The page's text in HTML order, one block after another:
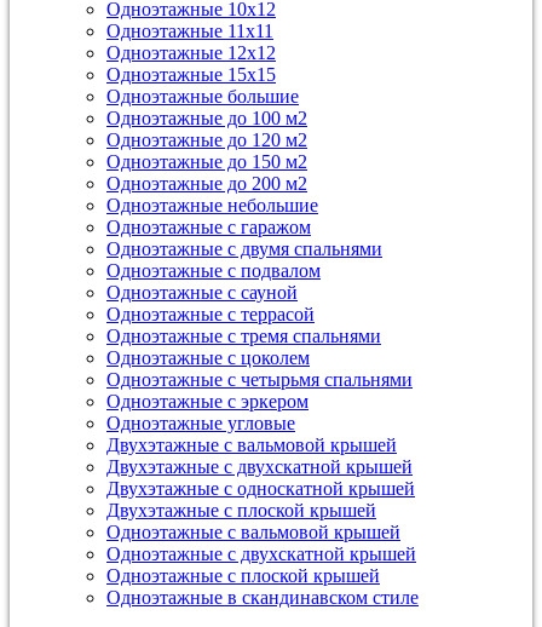
Одноэтажные 10х12
Одноэтажные 11х11
Одноэтажные 12х12
Одноэтажные 15х15
Одноэтажные большие
Одноэтажные до 100 м2
Одноэтажные до 120 м2
Одноэтажные до 150 м2
Одноэтажные до 200 м2
Одноэтажные небольшие
Одноэтажные с гаражом
Одноэтажные с двумя спальнями
Одноэтажные с подвалом
Одноэтажные с сауной
Одноэтажные с террасой
Одноэтажные с тремя спальнями
Одноэтажные с цоколем
Одноэтажные с четырьмя спальнями
Одноэтажные с эркером
Одноэтажные угловые
Двухэтажные с вальмовой крышей
Двухэтажные с двухскатной крышей
Двухэтажные с односкатной крышей
Двухэтажные с плоской крышей
Одноэтажные с вальмовой крышей
Одноэтажные с двухскатной крышей
Одноэтажные с плоской крышей
Одноэтажные в скандинавском стиле